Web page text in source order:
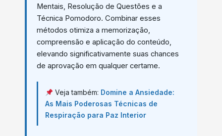
Mentais, Resolução de Questões e a
Técnica Pomodoro. Combinar esses
métodos otimiza a memorização,
compreensão e aplicação do conteúdo,
elevando significativamente suas chances
de aprovação em qualquer certame.
Veja também: Domine a Ansiedade:
As Mais Poderosas Técnicas de
Respiração para Paz Interior